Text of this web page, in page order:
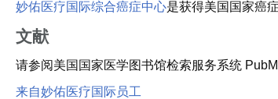
妙佑医疗国际综合癌症中心是获得美国国家癌
文献
请参阅美国国家医学图书馆检索服务系统
来自妙佑医疗国际员工